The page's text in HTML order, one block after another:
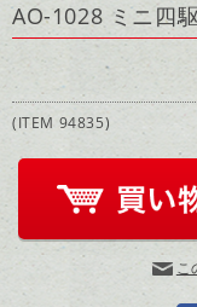
AO-1028 ミニ四
(ITEM 94835)
こ